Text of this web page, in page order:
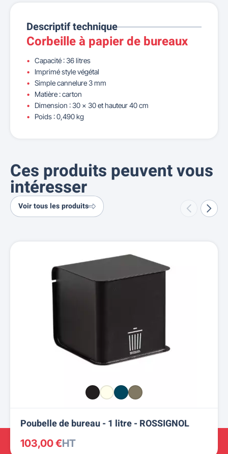
Descriptif technique
Corbeille à papier de bureaux
Capacité : 36 litres
Imprimé style végétal
Simple cannelure 3 mm
Matière : carton
Dimension : 30 x 30 et hauteur 40 cm
Poids : 0,490 kg
Ces produits peuvent vous
intéresser
Voir tous les produits
Poubelle de bureau - 1 litre - ROSSIGNOL
103,00 €HT